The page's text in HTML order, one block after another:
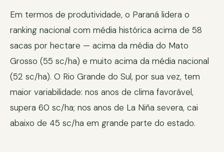
Em termos de produtividade, o Paraná lidera o
ranking nacional com média histórica acima de 58
sacas por hectare — acima da média do Mato
Grosso (55 sc/ha) e muito acima da média nacional
(52 sc/ha). O Rio Grande do Sul, por sua vez, tem
maior variabilidade: nos anos de clima favorável,
supera 60 sc/ha; nos anos de La Niña severa, cai
abaixo de 45 sc/ha em grande parte do estado.